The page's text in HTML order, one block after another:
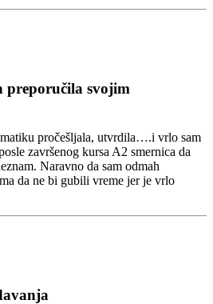
preporučila svojim
pročešljala, utvrdila….i vrlo sam
završenog kursa A2 smernica da
Naravno da sam odmah
da ne bi gubili vreme jer je vrlo